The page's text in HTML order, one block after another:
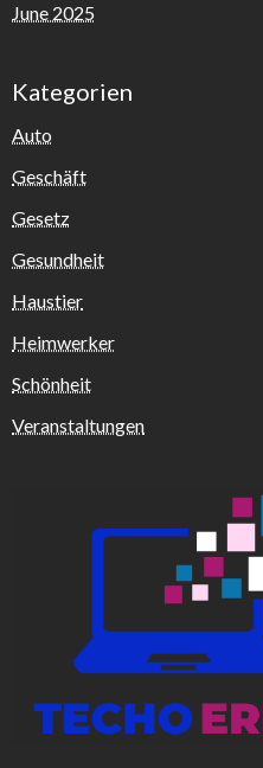
June 2025
Kategorien
Auto
Geschäft
Gesetz
Gesundheit
Haustier
Heimwerker
Schönheit
Veranstaltungen